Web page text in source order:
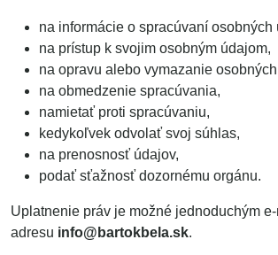
na informácie o spracúvaní osobných
na prístup k svojim osobným údajom,
na opravu alebo vymazanie
na obmedzenie spracúvania,
namietať proti spracúvaniu,
kedykoľvek odvolať svoj súhlas,
na prenosnosť údajov,
podať sťažnosť dozornému orgánu.
Uplatnenie práv je možné jednoduchým
adresu info@bartokbela.sk.